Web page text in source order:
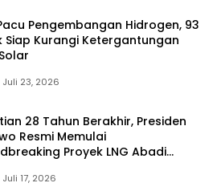
Pengembangan Hidrogen, 93
Siap Kurangi Ketergantungan
Juli 23, 2026
28 Tahun Berakhir, Presiden
Resmi Memulai
Proyek LNG Abadi
Juli 17, 2026